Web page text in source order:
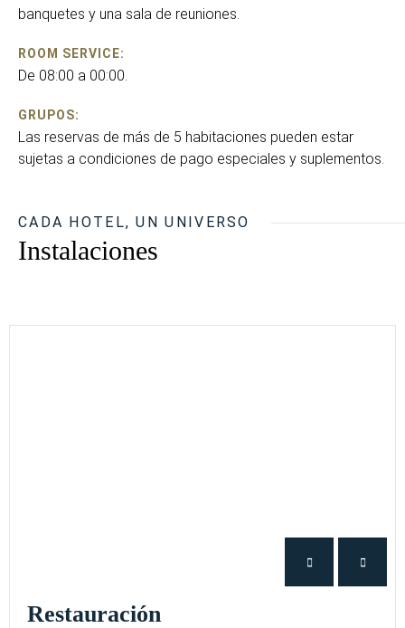
banquetes y una sala de reuniones.
ROOM SERVICE:
De 08:00 a 00:00.
GRUPOS:
Las reservas de más de 5 habitaciones pueden estar
sujetas a condiciones de pago especiales y suplementos.
CADA HOTEL, UN UNIVERSO
Instalaciones
Restauración